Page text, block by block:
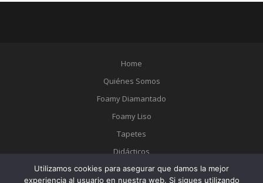
Home
Quiénes Somos
Foamy Diamantado
Foamy Liso
Tapetes
Didácticos
Catálogo
Utilizamos cookies para asegurar que damos la mejor
experiencia al usuario en nuestra web. Si sigues utilizando